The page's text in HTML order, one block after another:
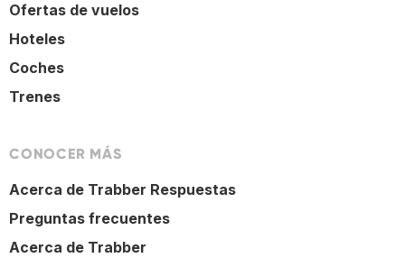
Ofertas de vuelos
Hoteles
Coches
Trenes
CONOCER MÁS
Acerca de Trabber Respuestas
Preguntas frecuentes
Acerca de Trabber